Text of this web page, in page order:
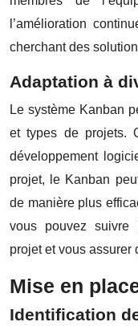
l’amélioration
cherchant des
Adaptation à
Le système Kanban
et types de projets.
développement
projet, le Kanban
de manière plus
vous pouvez suivre
projet et vous assurer
Mise en
Identification